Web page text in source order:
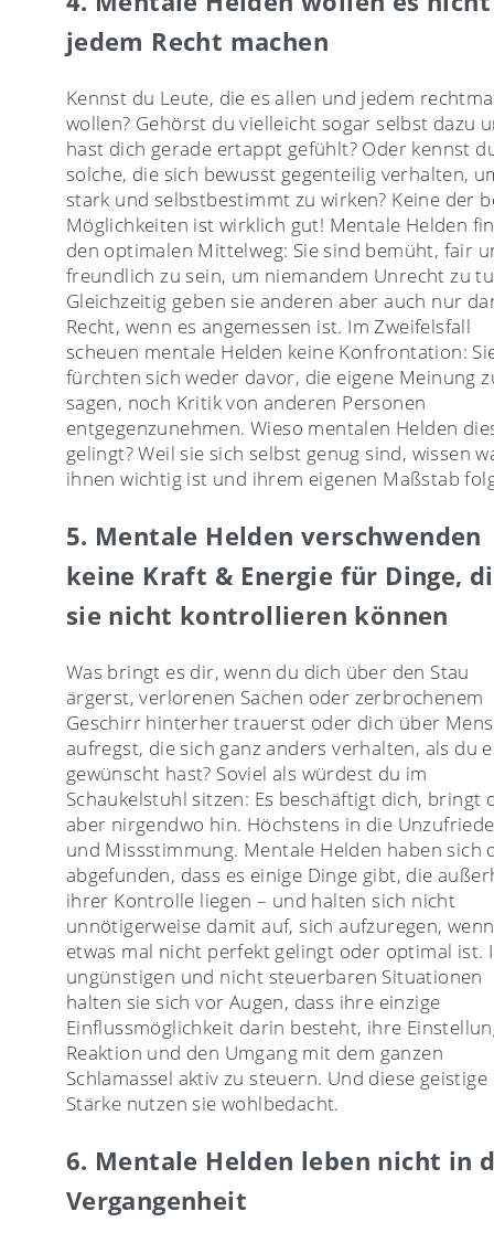
jedem Recht machen
Kennst du Leute, die es allen und jedem
wollen? Gehörst du vielleicht sogar selbst dazu
hast dich gerade ertappt gefühlt? Oder kennst
solche, die sich bewusst gegenteilig verhalten,
stark und selbstbestimmt zu wirken? Keine der
Möglichkeiten ist wirklich gut! Mentale Helden
den optimalen Mittelweg: Sie sind bemüht, fair
freundlich zu sein, um niemandem Unrecht zu
Gleichzeitig geben sie anderen aber auch nur
Recht, wenn es angemessen ist. Im Zweifelsfall
scheuen mentale Helden keine Konfrontation:
fürchten sich weder davor, die eigene Meinung
sagen, noch Kritik von anderen Personen
entgegenzunehmen. Wieso mentalen Helden
gelingt? Weil sie sich selbst genug sind, wissen
ihnen wichtig ist und ihrem eigenen Maßstab
5. Mentale Helden verschwenden
keine Kraft & Energie für Dinge,
sie nicht kontrollieren können
Was bringt es dir, wenn du dich über den Stau
ärgerst, verlorenen Sachen oder zerbrochenem
Geschirr hinterher trauerst oder dich über
aufregst, die sich ganz anders verhalten, als du
gewünscht hast? Soviel als würdest du im
Schaukelstuhl sitzen: Es beschäftigt dich, bringt
aber nirgendwo hin. Höchstens in die
und Missstimmung. Mentale Helden haben sich
abgefunden, dass es einige Dinge gibt, die
ihrer Kontrolle liegen – und halten sich nicht
unnötigerweise damit auf, sich aufzuregen, wenn
etwas mal nicht perfekt gelingt oder optimal ist.
ungünstigen und nicht steuerbaren Situationen
halten sie sich vor Augen, dass ihre einzige
Einflussmöglichkeit darin besteht, ihre
Reaktion und den Umgang mit dem ganzen
Schlamassel aktiv zu steuern. Und diese geistige
Stärke nutzen sie wohlbedacht.
6. Mentale Helden leben nicht in
Vergangenheit